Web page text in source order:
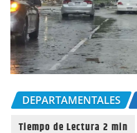
DEPARTAMENTALES